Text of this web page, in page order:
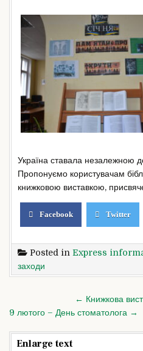
Україна ставала незалежною
Пропонуємо користувачам
книжковою виставкою,
Facebook Twitter
Posted in Express
заходи
navigation
← Книжкова
9 лютого – День стоматолога →
Enlarge text